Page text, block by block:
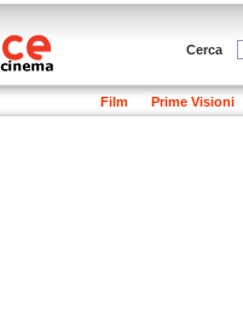
Cerca
Film Prime Visioni